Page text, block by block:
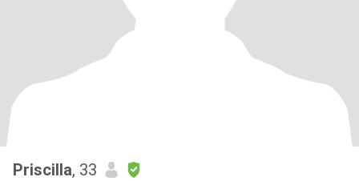
Priscilla, 33